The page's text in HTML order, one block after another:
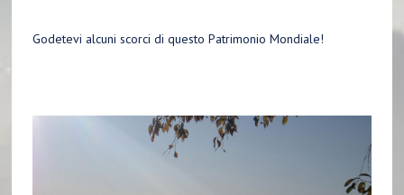
Godetevi alcuni scorci di questo Patrimonio Mondiale!